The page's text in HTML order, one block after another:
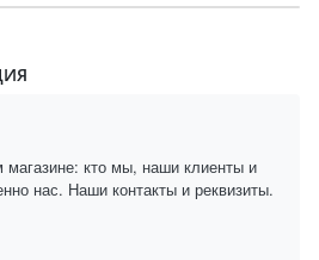
кто мы, наши клиенты и
нас. Наши контакты и реквизиты.